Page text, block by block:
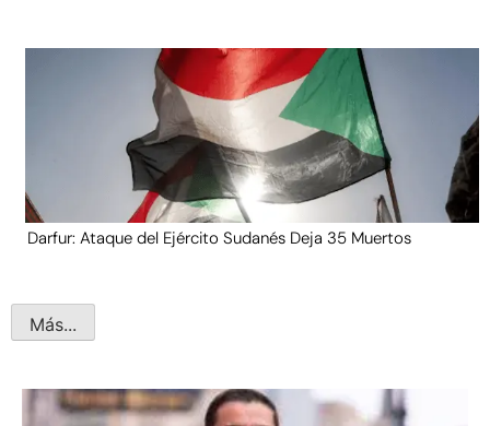
Darfur: Ataque del Ejército Sudanés Deja 35 Muertos
Más...